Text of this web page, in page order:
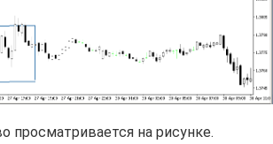
просматривается на рисунке.